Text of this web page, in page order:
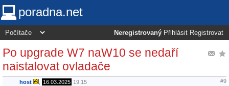
poradna.net
Neregistrovaný Přihlásit Registrovat
Po upgrade W7 naW10 se nedaří
naistalovat ovladače
host 16.03.2025 19:15 #9